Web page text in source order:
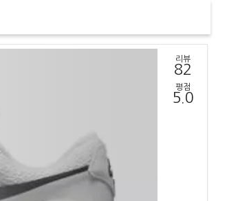
리뷰
82
평점
5.0